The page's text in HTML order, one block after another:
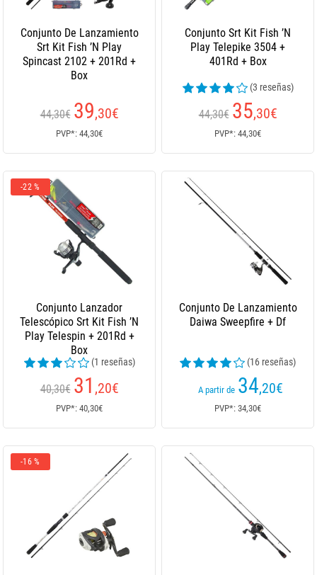
Conjunto De Lanzamiento
Srt Kit Fish ’N Play
Spincast 2102 + 201Rd +
Box
44,30€ 39,30€
PVP*: 44,30€
Conjunto Srt Kit Fish ’N
Play Telepike 3504 +
401Rd + Box
(3 reseñas)
44,30€ 35,30€
PVP*: 44,30€
-22 %
Conjunto Lanzador
Telescópico Srt Kit Fish ’N
Play Telespin + 201Rd +
Box
(1 reseñas)
40,30€ 31 ,20€
PVP*: 40,30€
Conjunto De Lanzamiento
Daiwa Sweepfire + Df
(16 reseñas)
A partir de 34,20€
PVP*: 34,30€
-16 %